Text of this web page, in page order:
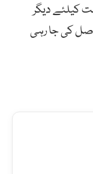
کیلئے دیگر
کی جا رہی